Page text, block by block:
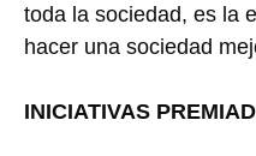
toda la sociedad, es la
hacer una sociedad
INICIATIVAS